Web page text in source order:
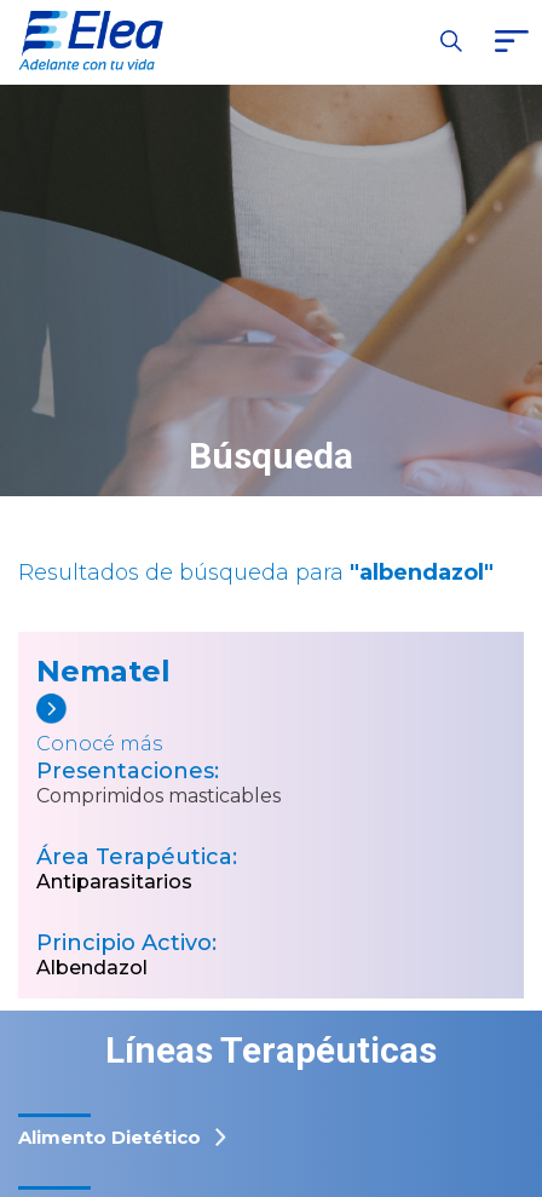
Búsqueda
Resultados de búsqueda para "albendazol"
Nematel
Conocé más
Presentaciones:
Comprimidos masticables
Área Terapéutica:
Antiparasitarios
Principio Activo:
Albendazol
Líneas Terapéuticas
Alimento Dietético